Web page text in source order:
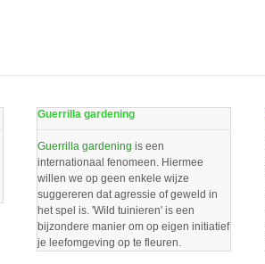
Guerrilla gardening
Guerrilla gardening is een
internationaal fenomeen. Hiermee
willen we op geen enkele wijze
suggereren dat agressie of geweld in
het spel is. 'Wild tuinieren' is een
bijzondere manier om op eigen initiatief
je leefomgeving op te fleuren.